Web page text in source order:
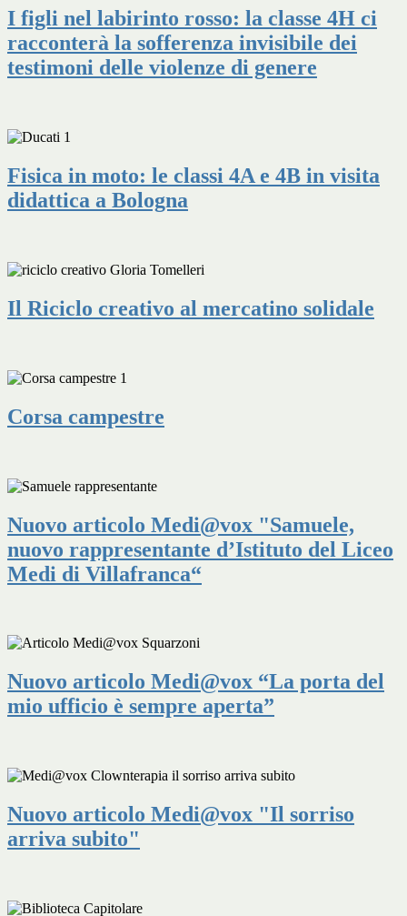
I figli nel labirinto rosso: la classe 4H ci
racconterà la sofferenza invisibile dei
testimoni delle violenze di genere
Fisica in moto: le classi 4A e 4B in visita
didattica a Bologna
Il Riciclo creativo al mercatino solidale
Corsa campestre
Nuovo articolo Medi@vox "Samuele,
nuovo rappresentante d’Istituto del Liceo
Medi di Villafranca“
Nuovo articolo Medi@vox “La porta del
mio ufficio è sempre aperta”
Nuovo articolo Medi@vox "Il sorriso
arriva subito"